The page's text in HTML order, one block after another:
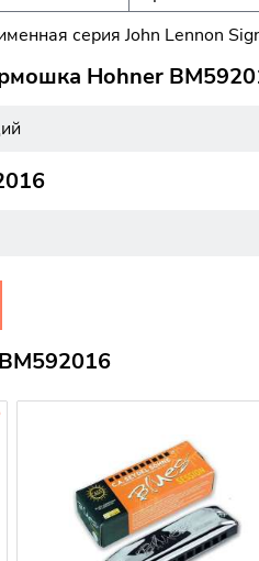
серия John Lennon
Hohner